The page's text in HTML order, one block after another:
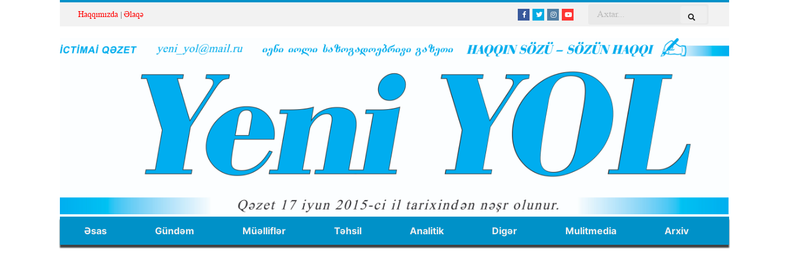
Haqqımızda Əlaqə
Əsas Gündəm Müəlliflər Təhsil Analitik Digər Mulitmedia Arxiv